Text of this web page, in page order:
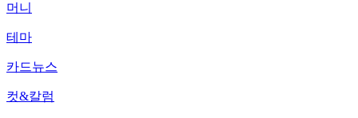
머니
테마
카드뉴스
컷&칼럼